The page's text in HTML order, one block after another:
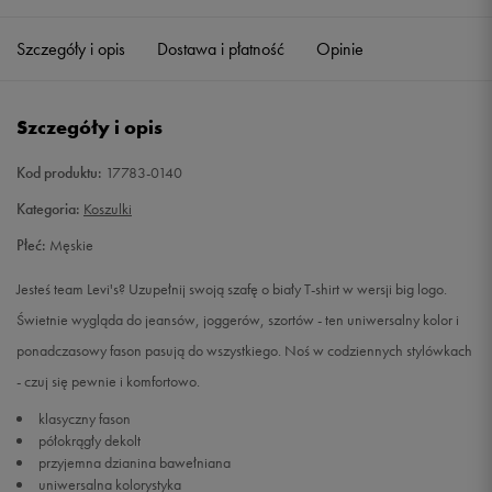
M Powiadom o dostępności
Szczegóły i opis Dostawa i płatność Opinie
Szczegóły i opis
Kod produktu: 17783-0140
Kategoria: Koszulki
Płeć: Męskie
Jesteś team Levi's? Uzupełnij swoją szafę o biały T-shirt w wersji big logo.
Świetnie wygląda do jeansów, joggerów, szortów - ten uniwersalny kolor i
ponadczasowy fason pasują do wszystkiego. Noś w codziennych stylówkach
- czuj się pewnie i komfortowo.
klasyczny fason
półokrągły dekolt
przyjemna dzianina bawełniana
uniwersalna kolorystyka